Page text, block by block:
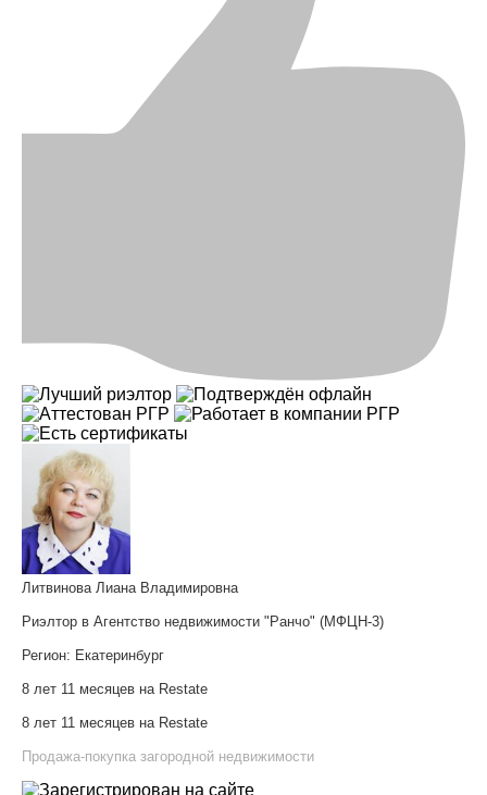
Литвинова Лиана Владимировна
Риэлтор в Агентство недвижимости "Ранчо" (МФЦН-3)
Регион: Екатеринбург
8 лет 11 месяцев на Restate
8 лет 11 месяцев на Restate
Продажа-покупка загородной недвижимости